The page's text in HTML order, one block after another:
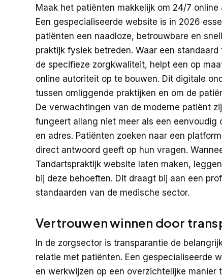
Maak het patiënten makkelijk om 24/7
Een gespecialiseerde website is in 2026
patiënten een naadloze, betrouwbare en
praktijk fysiek betreden. Waar een
de specifieze zorgkwaliteit, helpt een op
online autoriteit op te bouwen. Dit digitale
tussen omliggende praktijken en om de
De verwachtingen van de moderne patiënt
fungeert allang niet meer als een
en adres. Patiënten zoeken naar een
direct antwoord geeft op hun vragen.
Tandartspraktijk website laten maken,
bij deze behoeften. Dit draagt bij aan een
standaarden van de medische sector.
Vertrouwen winnen door
In de zorgsector is transparantie de
relatie met patiënten. Een gespecialiseerde
en werkwijzen op een overzichtelijke